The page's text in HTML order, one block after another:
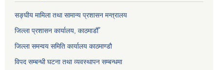
सङ्‍घीय मामिला तथा सामान्य प्रशासन मन्त्रालय
जिल्ला प्रशासन कार्यालय, काठमाडौँ
जिल्ला समन्वय समिति कार्यालय काठमाण्ड‌ौ
विपद सम्बन्धी घटना तथा व्यवस्थापन सम्बन्धमा